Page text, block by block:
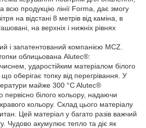
всю продукцію лінії Forma, дає змогу
на відстані 8 метрів від каміна , в
на верхніх і нижніх рівнях
і запатентований компанією MCZ.
облицьована Alutec®:
ударостійким матеріалом білого
оберігає топку від перегрівання. У
майже 300 °C Alutec®
первісно білого кольору, надаючи
кольору. Склад цього матеріалу
Цей матеріал у багато разів важчий
Чудово акумулює тепло та діє як